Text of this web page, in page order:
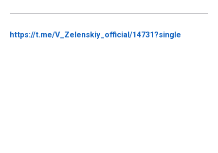
https://t.me/V_Zelenskiy_official/14731?single